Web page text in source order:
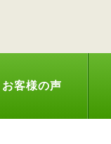
お客様の声